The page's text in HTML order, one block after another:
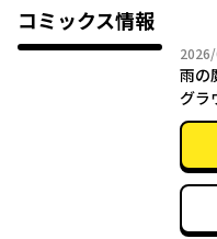
過去と現在を紡ぐ、魔女の秘
コミックス情報
雨の
グラ